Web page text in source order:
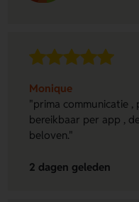
Monique
"prima communicatie
bereikbaar per app ,
beloven."
2 dagen geleden